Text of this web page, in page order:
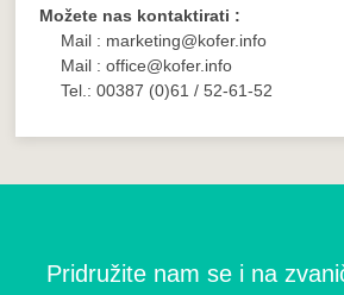
Možete nas kontaktirati :
Mail : marketing@kofer.info
Mail : office@kofer.info
Tel.: 00387 (0)61 / 52-61-52
Pridružite nam se i na